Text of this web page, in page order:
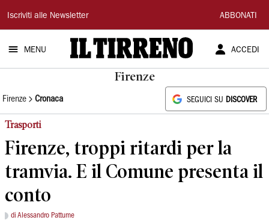
Il
Tirreno
Iscriviti alle Newsletter ABBONATI
MENU ACCEDI
Firenze
Firenze Cronaca SEGUICI SU DISCOVER
Trasporti
Firenze, troppi ritardi per la
tramvia. E il Comune presenta il
conto
di Alessandro Pattume